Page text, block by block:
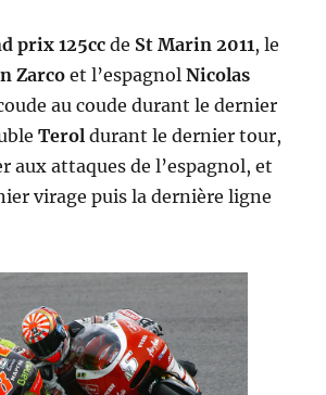
prix 125cc de St Marin 2011, le
Zarco et l’espagnolNicolas
au coude durant le dernier
Teroldurant le dernier tour,
aux attaques de l’espagnol, et
virage puis la dernière ligne